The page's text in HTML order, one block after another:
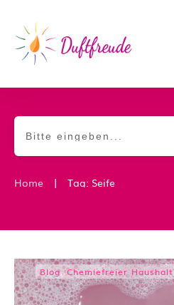
Home | Tag: Seife
Blog,Chemiefreier Haushalt